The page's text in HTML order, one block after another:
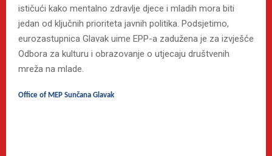
ističući kako mentalno zdravlje djece i mladih mora biti
jedan od ključnih prioriteta javnih politika. Podsjetimo,
eurozastupnica Glavak uime EPP-a zadužena je za izvješće
Odbora za kulturu i obrazovanje o utjecaju društvenih
mreža na mlade.
Office of MEP Sunčana Glavak